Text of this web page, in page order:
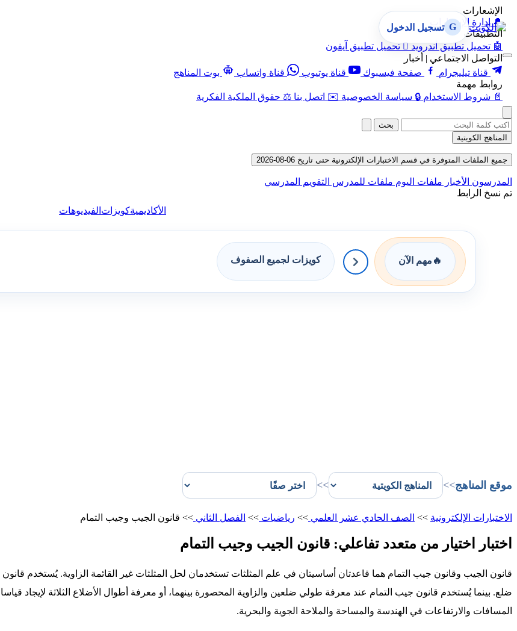
الإشعارات
🔔 إدارة الإشعارات
التطبيقات
🤖 تحميل تطبيق أندرويد  تحميل تطبيق آيفون
التواصل الاجتماعي | أخبار
قناة تيليجرام
صفحة فيسبوك قناة يوتيوب قناة واتساب
بوت المناهج
روابط مهمة
📄 شروط الاستخدام 🔒 سياسة الخصوصية ✉️ اتصل بنا ⚖️ حقوق الملكية الفكرية
G تسجيل الدخول
بحث
المناهج الكويتية
جميع الملفات المتوفرة في قسم الاختبارات الإلكترونية حتى تاريخ 06-08-2026
المدرسون الأخبار ملفات اليوم ملفات للمدرس التقويم المدرسي
تم نسخ الرابط
الأكاديميةكويزات الفيديوهات
🔥 مهم الآن كويزات لجميع الصفوف
موقع المناهج>>
>>
الاختبارات الإلكترونية >> الصف الحادي عشر العلمي >> رياضيات >> الفصل الثاني >> قانون الجيب وجيب التمام
اختبار اختيار من متعدد تفاعلي: قانون الجيب وجيب التمام
قانون الجيب وقانون جيب التمام هما قاعدتان أساسيتان في علم المثلثات تستخدمان لحل المثلثات غير القائمة الزاوية. يُستخدم
ضلع. بينما يُستخدم قانون جيب التمام عند معرفة طولي ضلعين والزاوية المحصورة بينهما، أو معرفة أطوال الأضلاع الثلاثة لإيجاد
المسافات والارتفاعات في الهندسة والمساحة والملاحة الجوية والبحرية.